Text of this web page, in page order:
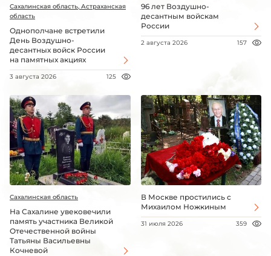
Сахалинская область, Астраханская
область
Однополчане встретили
День Воздушно-
десантных войск России
на памятных акциях
3 августа 2026 125
96 лет Воздушно-
десантным войскам
России
2 августа 2026 157
Сахалинская область
На Сахалине увековечили
память участника Великой
Отечественной войны
Татьяны Васильевны
Кочневой
В Москве простились с
Михаилом Ножкиным
31 июля 2026 359